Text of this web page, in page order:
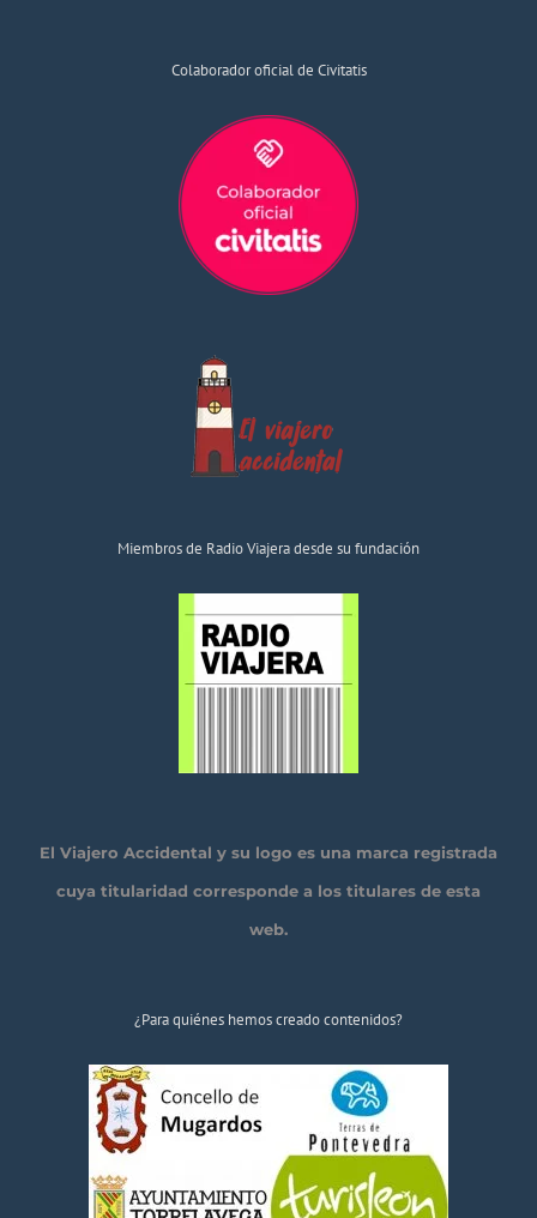
Colaborador oficial de Civitatis
Miembros de Radio Viajera desde su fundación
El Viajero Accidental y su logo es una marca registrada
cuya titularidad corresponde a los titulares de esta
web.
¿Para quiénes hemos creado contenidos?